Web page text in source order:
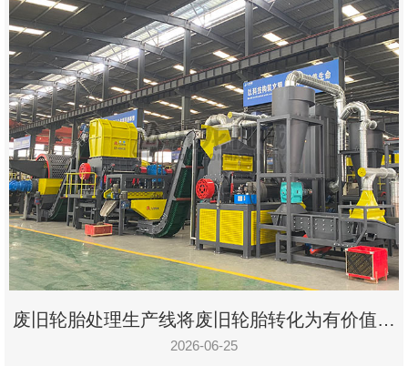
废旧轮胎处理生产线将废旧轮胎转化为有价值的
资源
2026-06-25